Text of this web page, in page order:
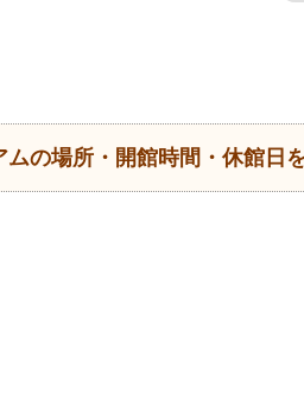
の場所・開館時間・休館日